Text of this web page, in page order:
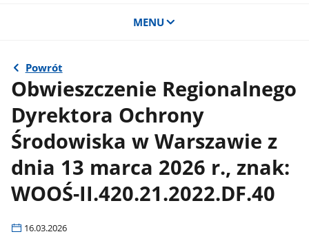
MENU
Powrót
Obwieszczenie Regionalnego
Dyrektora Ochrony
Środowiska w Warszawie z
dnia 13 marca 2026 r., znak:
WOOŚ-II.420.21.2022.DF.40
16.03.2026